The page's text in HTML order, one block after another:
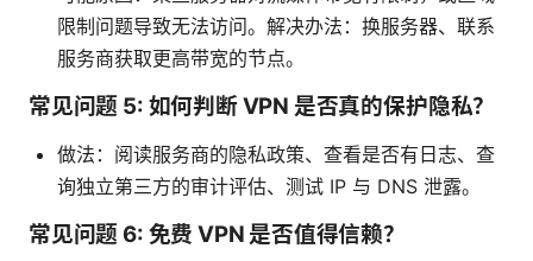
限制问题导致无法访问。解决办法：换服务器、联系
服务商获取更高带宽的节点。
常见问题 5: 如何判断 VPN 是否真的保护隐私？
做法：阅读服务商的隐私政策、查看是否有日志、查
询独立第三方的审计评估、测试 IP 与 DNS 泄露。
常见问题 6: 免费 VPN 是否值得信赖？